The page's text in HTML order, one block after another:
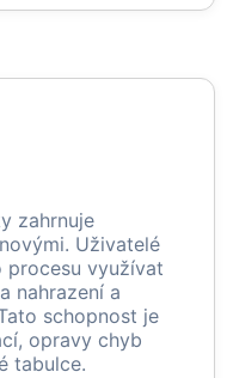
zahrnuje
Uživatelé
využívat
nahrazení a
schopnost je
opravy chyb
tabulce.